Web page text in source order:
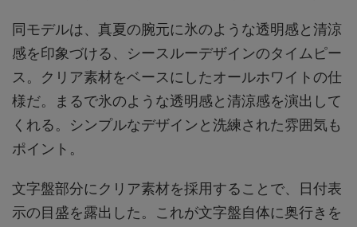
同モデルは、真夏の腕元に氷のような透明感と清涼
感を印象づける、シースルーデザインのタイムピー
ス。クリア素材をベースにしたオールホワイトの仕
様だ。まるで氷のような透明感と清涼感を演出して
くれる。シンプルなデザインと洗練された雰囲気も
ポイント。
文字盤部分にクリア素材を採用することで、日付表
示の目盛を露出した。これが文字盤自体に奥行きを